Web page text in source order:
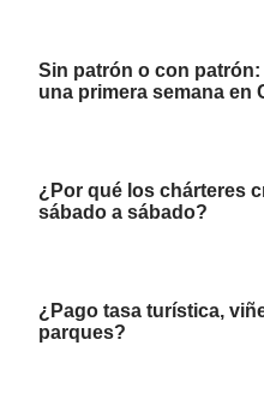
Sin patrón o con patrón:
una primera semana en
¿Por qué los chárteres
sábado a sábado?
¿Pago tasa turística,
parques?